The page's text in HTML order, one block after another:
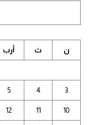
ن ث أرب
3
4
5
10
11
12